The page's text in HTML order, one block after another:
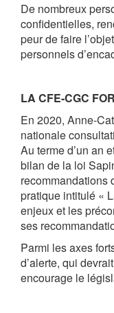
De nombreux
confidentielles,
peur de faire
personnels
LA CFE-CGC
En 2020, Anne-
nationale
Au terme d’un an
bilan de la loi
recommandations
pratique intitulé «
enjeux et les
ses
Parmi les axes
d’alerte, qui
encourage le